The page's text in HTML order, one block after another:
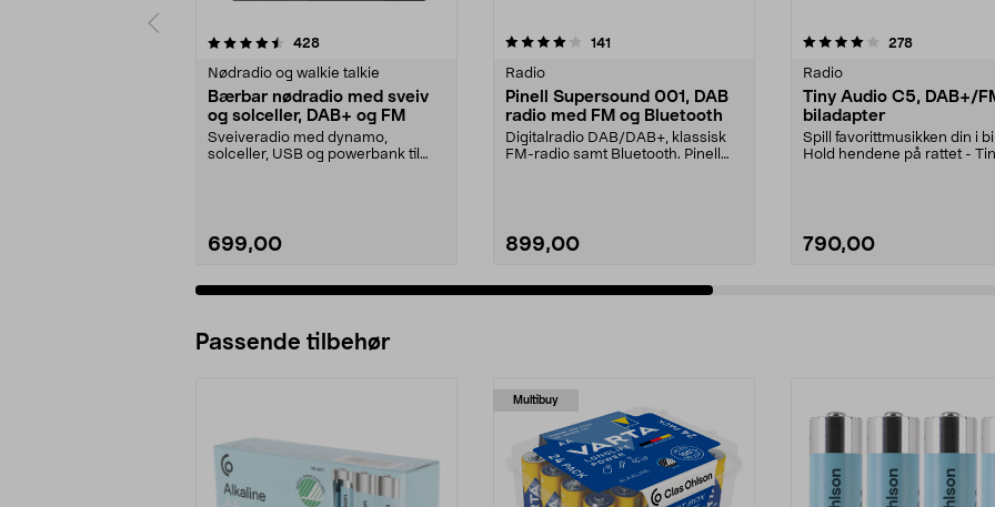
428anmeldelser
Nødradio og walkie talkie
Bærbar nødradio med sveiv
og solceller, DAB+ og FM
Sveiveradio med dynamo,
solceller, USB og powerbank til
699,00
4.0 av 5 stjerner 141
Radio
Pinell Supersound 001, DAB
radio med FM og Bluetooth
Digitalradio DAB/DAB+, klassisk
FM-radio samt Bluetooth. Pinell
899,00
4.0 av 5 stjerner 278anmeldelser
Radio
Tiny Audio C5, DAB+/
biladapter
Spill favorittmusikken din i
Hold hendene på rattet -
790,00
4.0 av 5 stjerner
Passende tilbehør
Multibuy